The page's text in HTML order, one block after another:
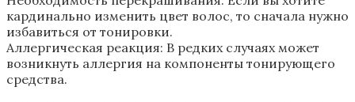
кардинально изменить цвет волос‚ то сначала нужно
избавиться от тонировки.
Аллергическая реакция: В редких случаях может
возникнуть аллергия на компоненты тонирующего
средства.